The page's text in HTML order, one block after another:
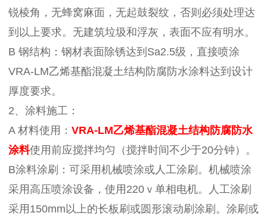
锐棱角，无蜂窝麻面，无起鼓裂纹，否则必须处理达
到以上要求。无建筑垃圾和浮灰，表面不应有明水。
B 钢结构：钢材表面除锈达到Sa2.5级，直接喷涂
VRA-LM乙烯基酯混凝土结构防腐防水涂料达到设计
厚度要求。
2、涂料施工：
A 材料使用： VRA-LM乙烯基酯混凝土结构防腐防水
涂料使用前应搅拌均匀（搅拌时间不少于20分钟）。
B涂料涂刷：可采用机械喷涂或人工涂刷。机械喷涂
采用高压喷涂设备，使用220ｖ单相电机。人工涂刷
采用150mm以上的长板刷或圆形滚动刷涂刷。涂刷或